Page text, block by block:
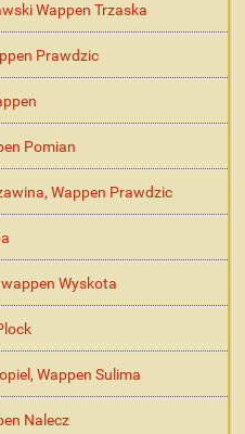
Wappen Trzaska
Prawdzic
Pomian
Wappen Prawdzic
Wyskota
Wappen Sulima
Nalecz